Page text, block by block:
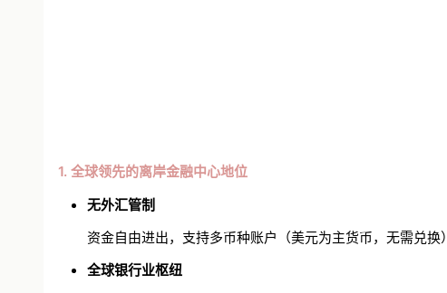
1. 全球领先的离岸金融中心地位
无外汇管制
资金自由进出，支持多币种账户（美元为主货币，无需兑换）
全球银行业枢纽